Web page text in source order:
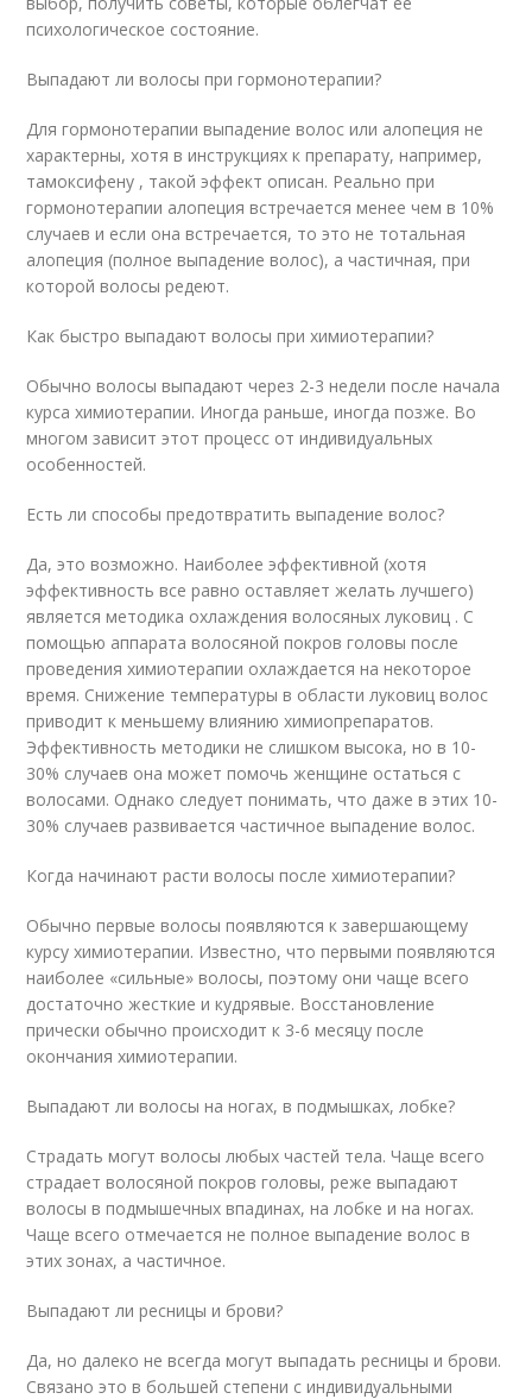
психологическое состояние.
Выпадают ли волосы при гормонотерапии?
Для гормонотерапии выпадение волос или алопеция не
характерны, хотя в инструкциях к препарату, например,
тамоксифену , такой эффект описан. Реально при
гормонотерапии алопеция встречается менее чем в 10%
случаев и если она встречается, то это не тотальная
алопеция (полное выпадение волос), а частичная, при
которой волосы редеют.
Как быстро выпадают волосы при химиотерапии?
Обычно волосы выпадают через 2-3 недели после начала
курса химиотерапии. Иногда раньше, иногда позже. Во
многом зависит этот процесс от индивидуальных
особенностей.
Есть ли способы предотвратить выпадение волос?
Да, это возможно. Наиболее эффективной (хотя
эффективность все равно оставляет желать лучшего)
является методика охлаждения волосяных луковиц . С
помощью аппарата волосяной покров головы после
проведения химиотерапии охлаждается на некоторое
время. Снижение температуры в области луковиц волос
приводит к меньшему влиянию химиопрепаратов.
Эффективность методики не слишком высока, но в 10-
30% случаев она может помочь женщине остаться с
волосами. Однако следует понимать, что даже в этих 10-
30% случаев развивается частичное выпадение волос.
Когда начинают расти волосы после химиотерапии?
Обычно первые волосы появляются к завершающему
курсу химиотерапии. Известно, что первыми появляются
наиболее «сильные» волосы, поэтому они чаще всего
достаточно жесткие и кудрявые. Восстановление
прически обычно происходит к 3-6 месяцу после
окончания химиотерапии.
Выпадают ли волосы на ногах, в подмышках, лобке?
Страдать могут волосы любых частей тела. Чаще всего
страдает волосяной покров головы, реже выпадают
волосы в подмышечных впадинах, на лобке и на ногах.
Чаще всего отмечается не полное выпадение волос в
этих зонах, а частичное.
Выпадают ли ресницы и брови?
Да, но далеко не всегда могут выпадать ресницы и брови.
Связано это в большей степени с индивидуальными